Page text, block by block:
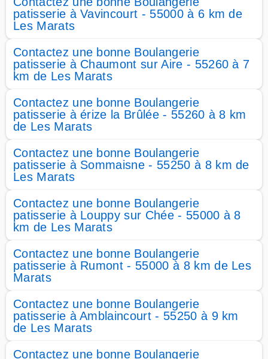
patisserie à Vavincourt - 55000 à 6 km de
Les Marats
Contactez une bonne Boulangerie
patisserie à Chaumont sur Aire - 55260 à 7
km de Les Marats
Contactez une bonne Boulangerie
patisserie à érize la Brûlée - 55260 à 8 km
de Les Marats
Contactez une bonne Boulangerie
patisserie à Sommaisne - 55250 à 8 km de
Les Marats
Contactez une bonne Boulangerie
patisserie à Louppy sur Chée - 55000 à 8
km de Les Marats
Contactez une bonne Boulangerie
patisserie à Rumont - 55000 à 8 km de Les
Marats
Contactez une bonne Boulangerie
patisserie à Amblaincourt - 55250 à 9 km
de Les Marats
Contactez une bonne Boulangerie